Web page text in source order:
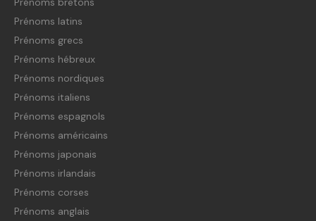
Prénoms latins
Prénoms grecs
Prénoms hébreux
Prénoms nordiques
Prénoms italiens
Prénoms espagnols
Prénoms américains
Prénoms japonais
Prénoms irlandais
Prénoms corses
Prénoms anglais